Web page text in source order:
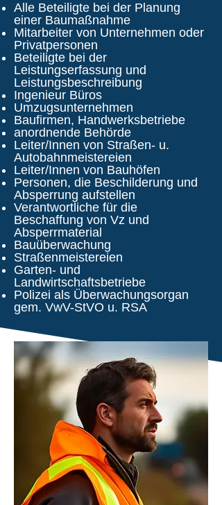
Alle Beteiligte bei der Planung
einer Baumaßnahme
Mitarbeiter von Unternehmen oder
Privatpersonen
Beteiligte bei der
Leistungserfassung und
Leistungsbeschreibung
Ingenieur Büros
Umzugsunternehmen
Baufirmen, Handwerksbetriebe
anordnende Behörde
Leiter/Innen von Straßen- u.
Autobahnmeistereien
Leiter/Innen von Bauhöfen
Personen, die Beschilderung und
Absperrung aufstellen
Verantwortliche für die
Beschaffung von Vz und
Absperrmaterial
Bauüberwachung
Straßenmeistereien
Garten- und
Landwirtschaftsbetriebe
Polizei als Überwachungsorgan
gem. VwV-StVO u. RSA